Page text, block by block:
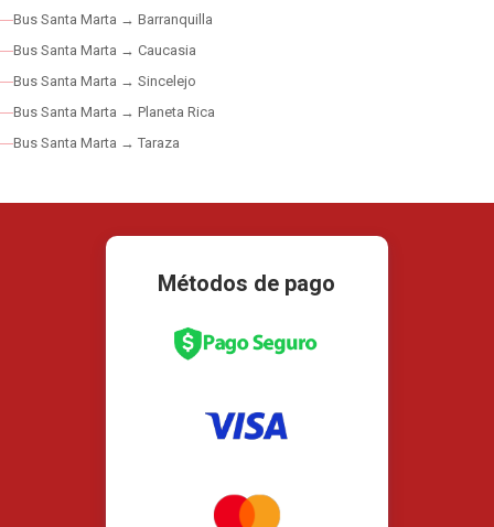
Bus Santa Marta → Barranquilla
Bus Santa Marta → Caucasia
Bus Santa Marta → Sincelejo
Bus Santa Marta → Planeta Rica
Bus Santa Marta → Taraza
Métodos de pago